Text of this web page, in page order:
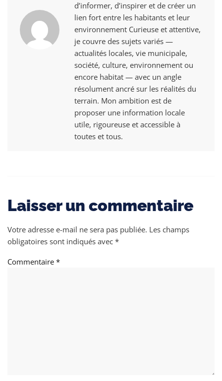
d’informer, d’inspirer et de créer un
lien fort entre les habitants et leur
environnement Curieuse et attentive,
je couvre des sujets variés —
actualités locales, vie municipale,
société, culture, environnement ou
encore habitat — avec un angle
résolument ancré sur les réalités du
terrain. Mon ambition est de
proposer une information locale
utile, rigoureuse et accessible à
toutes et tous.
Laisser un commentaire
Votre adresse e-mail ne sera pas publiée. Les champs
obligatoires sont indiqués avec *
Commentaire *